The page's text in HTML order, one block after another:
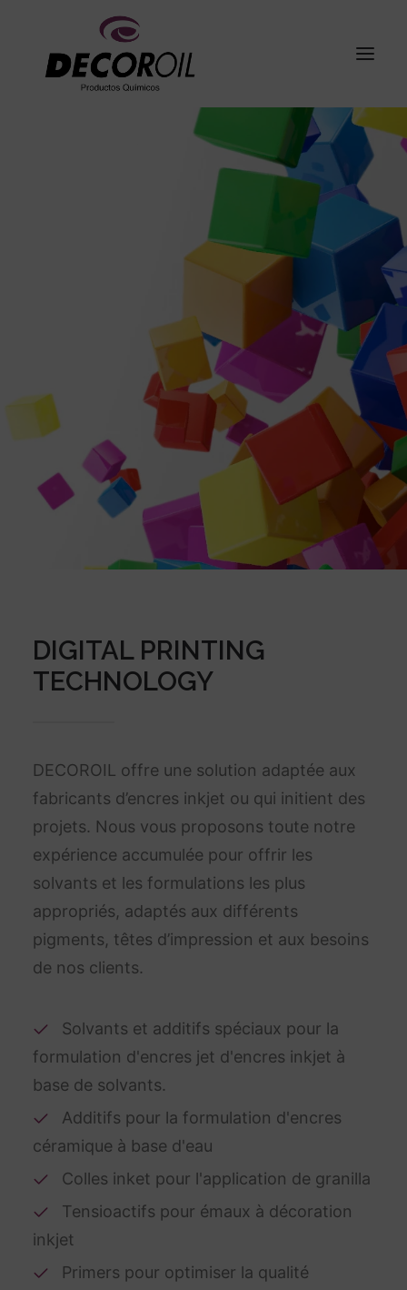
DIGITAL PRINTING
TECHNOLOGY
DECOROIL offre une solution adaptée aux
fabricants d’encres inkjet ou qui initient des
projets. Nous vous proposons toute notre
expérience accumulée pour offrir les
solvants et les formulations les plus
appropriés, adaptés aux différents
pigments, têtes d’impression et aux besoins
de nos clients.
Solvants et additifs spéciaux pour la
formulation d'encres jet d'encres inkjet à
base de solvants.
Additifs pour la formulation d'encres
céramique à base d'eau
Colles inket pour l'application de granilla
Tensioactifs pour émaux à décoration
inkjet
Primers pour optimiser la qualité